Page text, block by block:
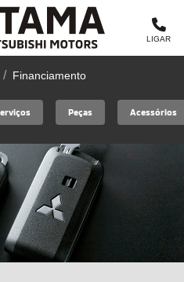
LIGAR
Financiamento
Peças Acessórios